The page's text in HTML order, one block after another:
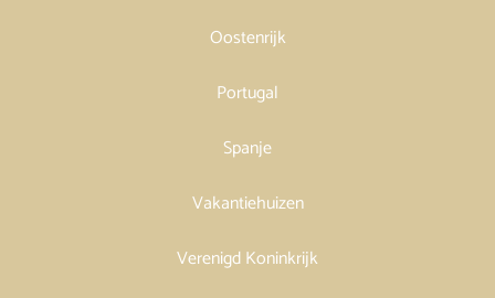
Oostenrijk
Portugal
Spanje
Vakantiehuizen
Verenigd Koninkrijk